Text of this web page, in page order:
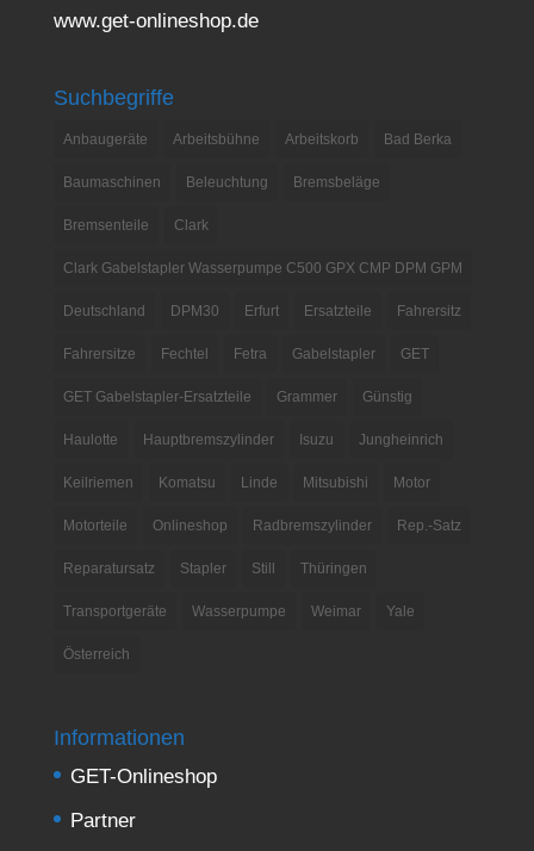
www.get-onlineshop.de
Suchbegriffe
Anbaugeräte Arbeitsbühne Arbeitskorb Bad Berka
Baumaschinen Beleuchtung Bremsbeläge
Bremsenteile Clark
Clark Gabelstapler Wasserpumpe C500 GPX CMP DPM GPM
Deutschland DPM30 Erfurt Ersatzteile Fahrersitz
Fahrersitze Fechtel Fetra Gabelstapler GET
GET Gabelstapler-Ersatzteile Grammer Günstig
Haulotte Hauptbremszylinder Isuzu Jungheinrich
Keilriemen Komatsu Linde Mitsubishi Motor
Motorteile Onlineshop Radbremszylinder Rep.-Satz
Reparatursatz Stapler Still Thüringen
Transportgeräte Wasserpumpe Weimar Yale
Österreich
Informationen
GET-Onlineshop
Partner